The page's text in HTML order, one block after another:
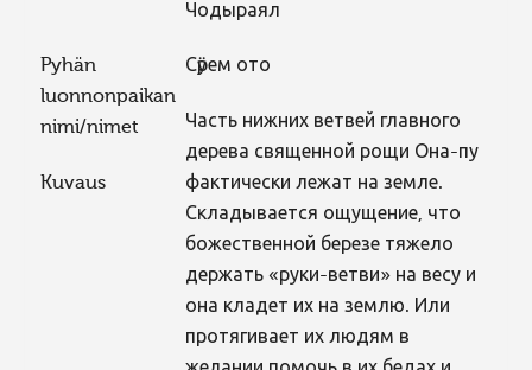
Чодыраял
Pyhän
luonnonpaikan
nimi/nimet
Сӱрем ото
Kuvaus
Часть нижних ветвей главного
дерева священной рощи Она-пу
фактически лежат на земле.
Складывается ощущение, что
божественной березе тяжело
держать «руки-ветви» на весу и
она кладет их на землю. Или
протягивает их людям в